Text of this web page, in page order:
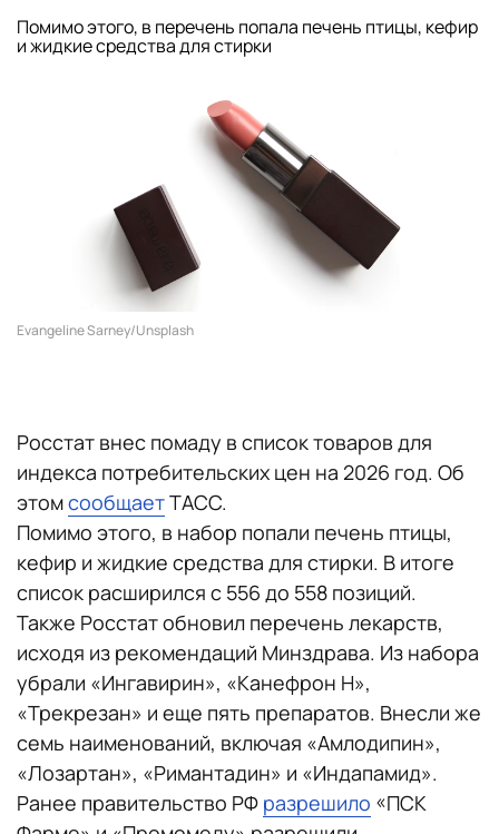
Помимо этого, в перечень попала печень птицы, кефир
и жидкие средства для стирки
Evangeline Sarney/Unsplash
Росстат внес помаду в список товаров для
индекса потребительских цен на 2026 год. Об
этомсообщаетТАСС.
Помимо этого, в набор попали печень птицы,
кефир и жидкие средства для стирки. В итоге
список расширился с 556 до 558 позиций.
Также Росстат обновил перечень лекарств,
исходя из рекомендаций Минздрава. Из набора
убрали «Ингавирин», «Канефрон Н»,
«Трекрезан» и еще пять препаратов. Внесли же
семь наименований, включая «Амлодипин»,
«Лозартан», «Римантадин» и «Индапамид».
Ранее правительство РФ разрешило «ПСК